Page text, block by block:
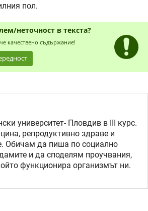
пол.
неточност в текста?
качествено съдържание!
университет- Пловдив в III курс.
репродуктивно здраве и
Обичам да пиша по социално
и да споделям проучвания,
функционира организмът ни.